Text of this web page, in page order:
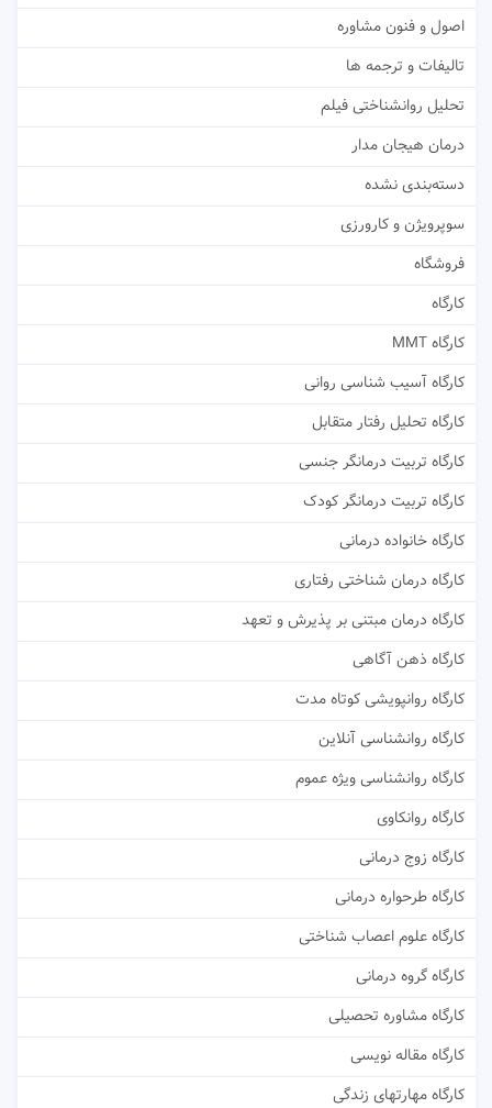
اصول و فنون مشاوره
تالیفات و ترجمه ها
تحلیل روانشناختی فیلم
درمان هیجان مدار
دسته‌بندی نشده
سوپرویژن و کارورزی
فروشگاه
کارگاه
کارگاه MMT
کارگاه آسیب شناسی روانی
کارگاه تحلیل رفتار متقابل
کارگاه تربیت درمانگر جنسی
کارگاه تربیت درمانگر کودک
کارگاه خانواده درمانی
کارگاه درمان شناختی رفتاری
کارگاه درمان مبتنی بر پذیرش و تعهد
کارگاه ذهن آگاهی
کارگاه روانپویشی کوتاه مدت
کارگاه روانشناسی آنلاین
کارگاه روانشناسی ویژه عموم
کارگاه روانکاوی
کارگاه زوج درمانی
کارگاه طرحواره درمانی
کارگاه علوم اعصاب شناختی
کارگاه گروه درمانی
کارگاه مشاوره تحصیلی
کارگاه مقاله نویسی
کارگاه مهارتهای زندگی